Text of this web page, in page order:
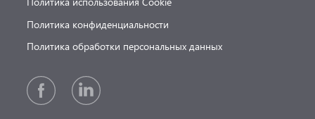
Политика конфиденциальности
Политика обработки персональных данных